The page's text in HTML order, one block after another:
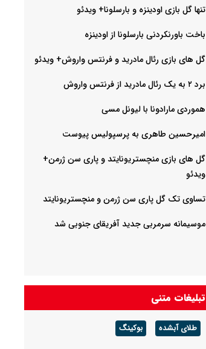
تنها گل بازی اودینزه و بارسلونا+ ویدئو
باخت باورنکردنی بارسلونا از اودینزه
گل های بازی رئال مادرید و فرنتس واروش+ ویدئو
برد ۲ به یک رئال مادرید از فرنتس واروش
هموردی مارادونا با لیونل مسی
امیرحسین طاهری به پرسپولیس پیوست
گل های بازی منچستریونایتد و پاری سن ژرمن+
ویدئو
تساوی تک گل پاری سن ژرمن و منچستریونایتد
موسیمانه سرمربی جدید آفریقای جنوبی شد
تبلیغات متنی
طلای آبشده بوکینگ